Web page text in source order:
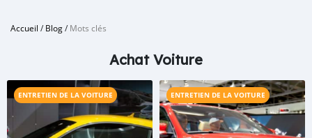
Accueil /Blog/Mots clés
Achat Voiture
ENTRETIEN DE LA VOITURE ENTRETIEN DE LA VOITURE